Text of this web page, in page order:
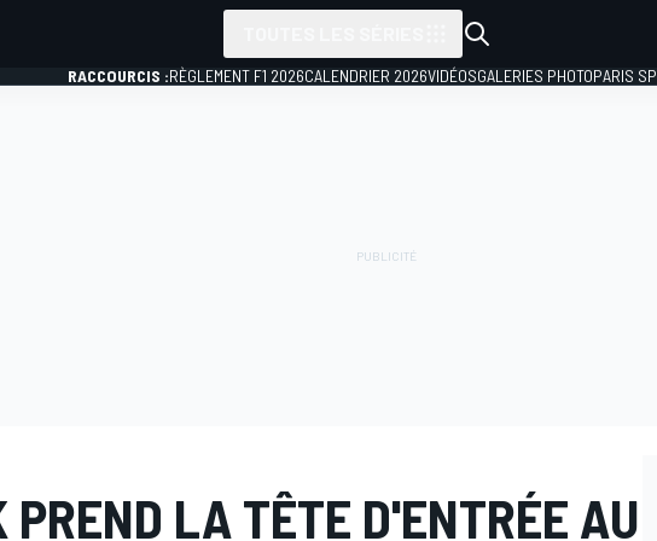
RACCOURCIS :RÈGLEMENT F1 2026CALENDRIER 2026VIDÉOSGALERIES PHOTOPARIS
PREND LA TÊTE D'ENTRÉE AU